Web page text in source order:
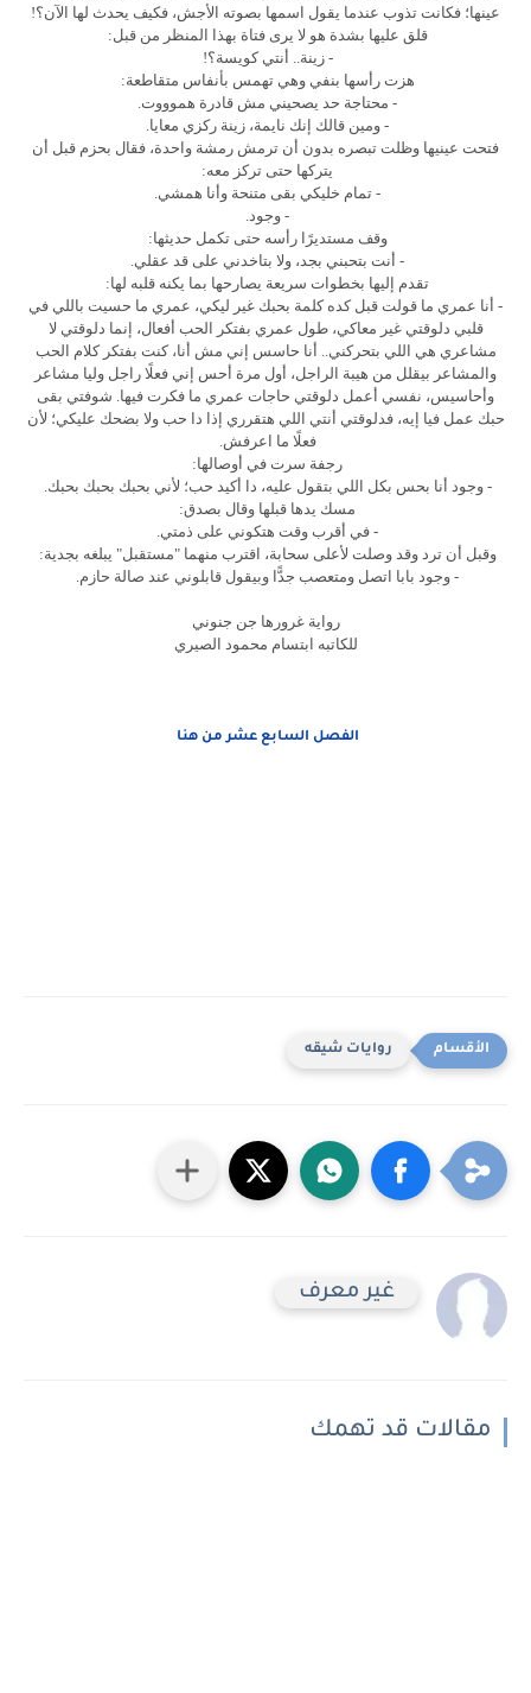
عينها؛ فكانت تذوب عندما يقول اسمها بصوته الأجش، فكيف يحدث لها الآن؟!
قلق عليها بشدة هو لا يرى فتاة بهذا المنظر من قبل:
- زينة.. أنتي كويسة؟!
هزت رأسها بنفي وهي تهمس بأنفاس متقاطعة:
- محتاجة حد يصحيني مش قادرة هموووت.
- ومين قالك إنك نايمة، زينة ركزي معايا.
فتحت عينيها وظلت تبصره بدون أن ترمش رمشة واحدة، فقال بحزم قبل أن
يتركها حتى تركز معه:
- تمام خليكي بقى متنحة وأنا همشي.
- وجود.
وقف مستديرًا رأسه حتى تكمل حديثها:
- أنت بتحبني بجد، ولا بتاخدني على قد عقلي.
تقدم إليها بخطوات سريعة يصارحها بما يكنه قلبه لها:
- أنا عمري ما قولت قبل كده كلمة بحبك غير ليكي، عمري ما حسيت باللي في
قلبي دلوقتي غير معاكي، طول عمري بفتكر الحب أفعال، إنما دلوقتي لا
مشاعري هي اللي بتحركني.. أنا حاسس إني مش أنا، كنت بفتكر كلام الحب
والمشاعر بيقلل من هيبة الراجل، أول مرة أحس إني فعلًا راجل وليا مشاعر
وأحاسيس، نفسي أعمل دلوقتي حاجات عمري ما فكرت فيها. شوفتي بقى
حبك عمل فيا إيه، فدلوقتي أنتي اللي هتقرري إذا دا حب ولا بضحك عليكي؛ لأن
فعلًا ما اعرفش.
رجفة سرت في أوصالها:
- وجود أنا بحس بكل اللي بتقول عليه، دا أكيد حب؛ لأني بحبك بحبك بحبك.
مسك يدها قبلها وقال بصدق:
- في أقرب وقت هتكوني على ذمتي.
وقبل أن ترد وقد وصلت لأعلى سحابة، اقترب منهما "مستقبل" يبلغه بجدية:
- وجود بابا اتصل ومتعصب جدًّا وبيقول قابلوني عند صالة حازم.
رواية غرورها جن جنوني
للكاتبه ابتسام محمود الصيري
الفصل السابع عشر من هنا
روايات شيقه
غير معرف
مقالات قد تهمك